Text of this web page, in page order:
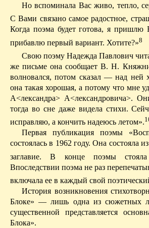
Но вспоминала Вас живо, тепло,
С Вами связано самое радостное,
Когда поэма будет готова, я
прибавлю первый вариант. Хотите?»8
Свою поэму Надежда Павлович
же письме она сообщает В. Н.
волновался, потом сказал — над ней
она такая хорошая, а потому что мне
А<лександра> А<лександровича>.
тогда во сне даже видела стихи.
исправляю, а кончить надеюсь летом».
Первая публикация поэмы
состоялась в 1962 году. Она состояла
заглавие. В конце поэмы
Впоследствии поэма не раз
включала ее в каждый свой
История возникновения
Блоке» — лишь одна из сюжетных
существенной представляется
Блока».